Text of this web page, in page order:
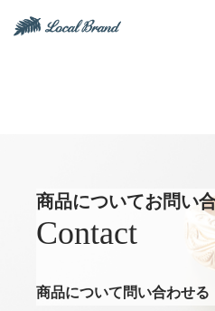
商品についてお問い
Contact
商品について問い合わせる